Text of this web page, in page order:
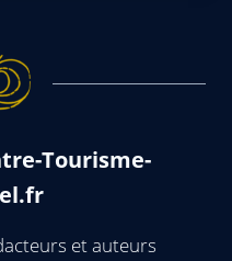
Tourisme-
et auteurs